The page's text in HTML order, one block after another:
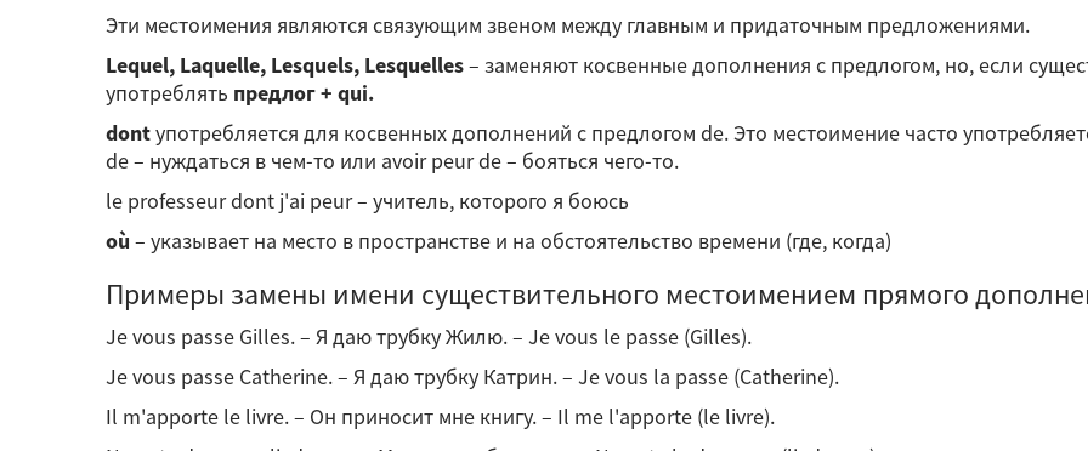
Эти местоимения являются связующим звеном между главным и придаточным предложениями.
Lequel, Laquelle, Lesquels, Lesquelles– заменяют косвенные дополнения с предлогом, но, если
употреблять предлог + qui.
dontупотребляется для косвенных дополнений с предлогом de. Это местоимение часто
de – нуждаться в чем-то или avoir peur de – бояться чего-то.
le professeur dont j'ai peur – учитель, которого я боюсь
où – указывает на место в пространстве и на обстоятельство времени (где, когда)
Примеры замены имени существительного местоимением прямого
Je vous passe Gilles. – Я даю трубку Жилю. – Je vous le passe (Gilles).
Je vous passe Catherine. – Я даю трубку Катрин. – Je vous la passe (Catherine).
Il m'apporte le livre. – Он приносит мне книгу. – Il me l'apporte (le livre).